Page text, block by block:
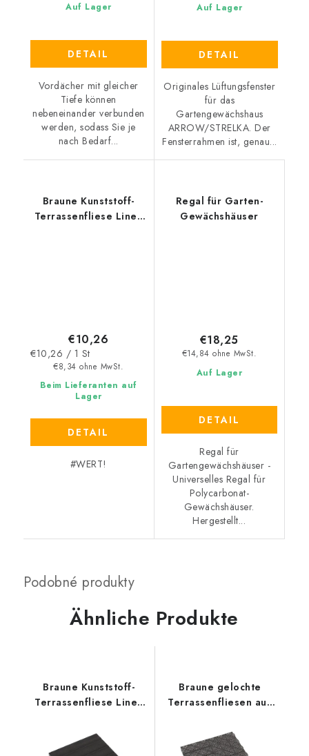
Auf Lager
DETAIL
Vordächer mit gleicher
Tiefe können
nebeneinander verbunden
werden, sodass Sie je
nach Bedarf...
Auf Lager
DETAIL
Originales Lüftungsfenster
für das
Gartengewächshaus
ARROW/STRELKA. Der
Fensterrahmen ist, genau...
Braune Kunststoff-
Terrassenfliese Linea
Beim Lieferanten auf
Lager
€8,34 ohne MwSt.
€10,26
Verkaufspreis:
€10,26 / 1 St
DETAIL
#WERT!
Regal für Garten-
Gewächshäuser
Auf Lager
€14,84 ohne MwSt.
€18,25
DETAIL
Regal für
Gartengewächshäuser -
Universelles Regal für
Polycarbonat-
Gewächshäuser.
Hergestellt...
Ähnliche Produkte
Braune Kunststoff-
Terrassenfliese Linea
cm, Breite 39 cm,
Höhe 2,65 cm
Braune gelochte
Terrassenfliesen aus
- Länge 55,5 cm, Breite
55,5 cm, Höhe 1,3 cm